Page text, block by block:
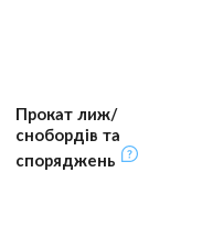
Прокат лиж/
снобордів та
споряджень